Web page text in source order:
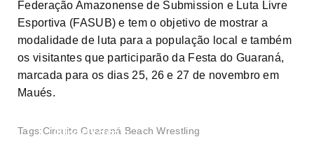
Federação Amazonense de Submission e Luta Livre
Esportiva (FASUB) e tem o objetivo de mostrar a
modalidade de luta para a população local e também
os visitantes que participarão da Festa do Guaraná,
marcada para os dias 25, 26 e 27 de novembro em
Maués.
Tags:Circuito Guaraná Beach Wrestling
Programa